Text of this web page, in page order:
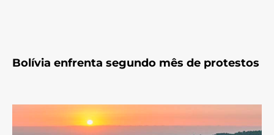
Bolívia enfrenta segundo mês de protestos